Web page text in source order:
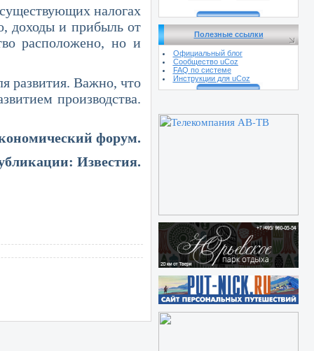
налогах
доходы и прибыль от
расположено, но и
Важно, что
производства.
форум.
Известия.
Полезные ссылки
Официальный блог
Сообщество uCoz
FAQ по системе
Инструкции для uCoz